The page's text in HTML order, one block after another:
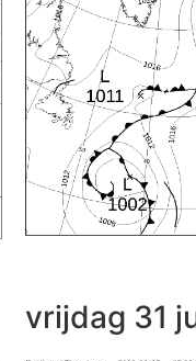
vrijdag 31